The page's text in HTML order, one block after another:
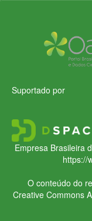
Suportado por
Empresa Brasileira
https://
O conteúdo do
Creative Commons